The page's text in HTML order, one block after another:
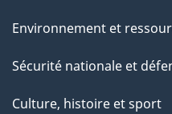
Environnement et
Sécurité nationale et
Culture, histoire et sport